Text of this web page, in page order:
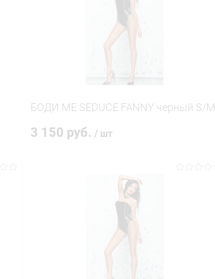
БОДИ ME SEDUCE FANNY черный S/M
3 150 руб. / шт
В корзину